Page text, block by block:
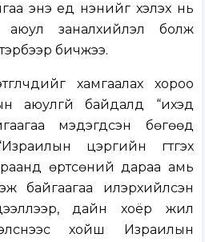
энэ үед үнэнийг хэлэх нь
аюул заналхийлэл болж
бичжээ.
хамгаалах хороо
аюулгүй байдалд “ихэд
мэдэгдсэн бөгөөд
цэргийн гүтгэх
өртсөний дараа амь
байгаагаа илэрхийлсэн
дайн хоёр жил
хойш Израилын